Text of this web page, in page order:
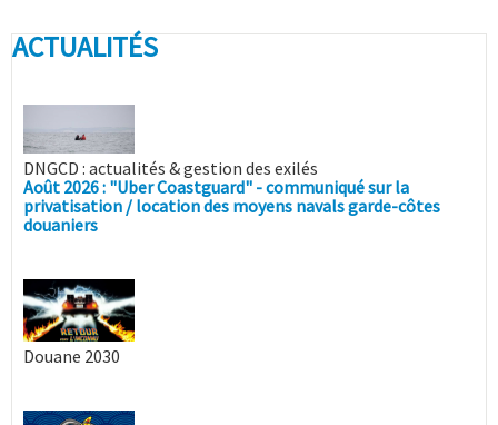
ACTUALITÉS
DNGCD : actualités & gestion des exilés
Août 2026 : "Uber Coastguard" - communiqué sur la
privatisation / location des moyens navals garde-côtes
douaniers
Douane 2030